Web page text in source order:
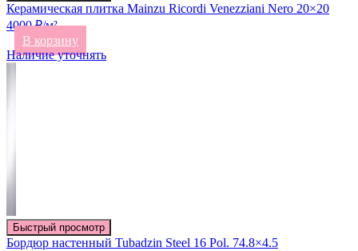
Керамическая плитка Mainzu Ricordi Venezziani Nero 20×20
4000 ₽/м²
В корзину
Наличие уточнять
Быстрый просмотр
Бордюр настенный Tubadzin Steel 16 Pol. 74.8×4.5